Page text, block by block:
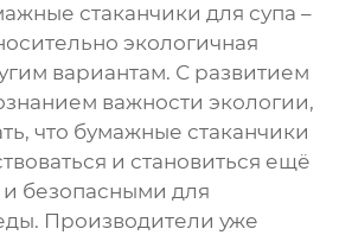
стаканчики для супа –
экологичная
вариантам. С развитием
важности экологии,
что бумажные стаканчики
и становиться ещё
безопасными для
Производители уже